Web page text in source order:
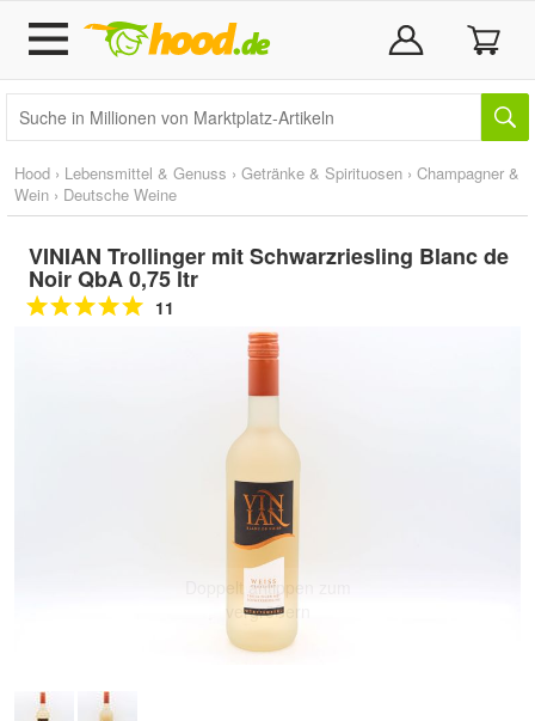
Hood › Lebensmittel & Genuss › Getränke & Spirituosen › Champagner &
Wein › Deutsche Weine
VINIAN Trollinger mit Schwarzriesling Blanc de
Noir QbA 0,75 ltr
11
Doppelt antippen zum
vergrößern